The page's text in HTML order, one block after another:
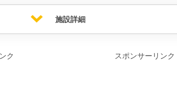
施設詳細
ク スポンサーリンク